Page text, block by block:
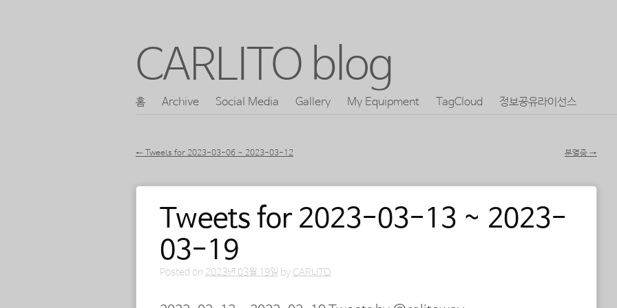
CARLITO blog
콘
바
홈 Archive Social Media Gallery My Equipment TagCloud 정보공유라이선스
포스트 내비게이션
← Tweets for 2023-03-06 ~ 2023-03-12 분열증 →
Tweets for 2023-03-13 ~ 2023-
03-19
Posted on 2023년 03월 19일 by CARLITO